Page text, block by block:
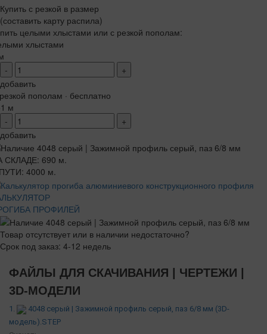
Купить с резкой в размер
(составить карту распила)
целыми хлыстами или с резкой пополам:
хлыстами
-
+
добавить
пополам · бесплатно
м
-
+
добавить
СКЛАДЕ: 690 м.
4000 м.
ПРОФИЛЕЙ
Товар отсутствует или в наличии недостаточно?
Срок под заказ: 4-12 недель
ФАЙЛЫ ДЛЯ СКАЧИВАНИЯ | ЧЕРТЕЖИ |
3D-МОДЕЛИ
1.
4048 серый | Зажимной профиль серый, паз 6/8 мм (3D-
модель).STEP